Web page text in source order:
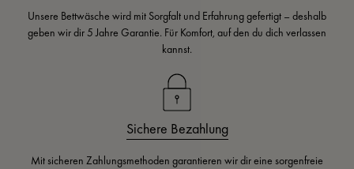
Unsere Bettwäsche wird mit Sorgfalt und Erfahrung gefertigt – deshalb
geben wir dir 5 Jahre Garantie. Für Komfort, auf den du dich verlassen
kannst.
Sichere Bezahlung
Mit sicheren Zahlungsmethoden garantieren wir dir eine sorgenfreie